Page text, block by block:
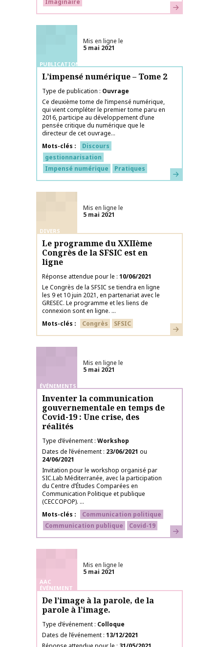
Imaginaire En savoir plus
PUBLICATIONS
Mis en ligne le
5 mai 2021
L’impensé numérique – Tome 2
Type de publication
Ouvrage
Ce deuxième tome de l’impensé numérique,
qui vient compléter le premier tome paru en
2016, participe au développement d’une
pensée critique du numérique que le
directeur de cet ouvrage...
Mots-clés
Discours
gestionnarisation
Impensé numérique
Pratiques En savoir plus
DIVERS
Mis en ligne le
5 mai 2021
Le programme du XXIIème
Congrès de la SFSIC est en
ligne
Réponse attendue pour le 10/06/2021
Le Congrès de la SFSIC se tiendra en ligne
les 9 et 10 juin 2021, en partenariat avec le
GRESEC. Le programme et les liens de
connexion sont en ligne. ...
Mots-clés
Congrès SFSIC En savoir plus
ÉVÉNEMENTS
Mis en ligne le
5 mai 2021
Inventer la communication
gouvernementale en temps de
Covid-19 : Une crise, des
réalités
Type d’événement Workshop
Dates de l’événement 23/06/2021 ou
24/06/2021
Invitation pour le workshop organisé par
SIC.Lab Méditerranée, avec la participation
du Centre d’Études Comparées en
Communication Politique et publique
(CECCOPOP). ...
Mots-clés
Communication politique
Communication publique
Covid-19 En savoir plus
AAC
ÉVÉNEMENT
Mis en ligne le
5 mai 2021
De l’image à la parole, de la
parole à l’image.
Type d’événement Colloque
Dates de l’événement 13/12/2021